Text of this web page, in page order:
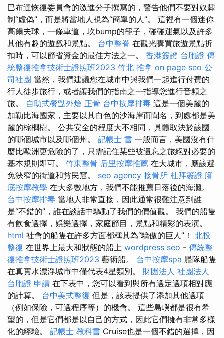
巴布達恢復委員會的激進分子撰寫的，警告他們不要對奴隸
制“虛偽”，而是將當地人視為“簡單的人”。 這裡有一個迷你
高爾夫球，一條車道，坎bump的籠子，碰碰運氣以及許多
其他有趣的遊戲和景點。 台中整脊 在觀光購買旅遊景點折
扣時，可以節省資金的最佳方法之一。 香港簽證 台胞證 傳
統整復推拿技術士證照班2023 竹北 推拿 on page seo 公
司社團 當然，我們建議您在城市中與我們一起進行付費的
行人徒步旅行，或者讓我們的指南之一指導您進行音頻之
旅。 自助式餐點外燴 正骨 台中按摩排毒 這是一個美麗的
加勒比海國家，主要以其白色的沙海岸而聞名，到處都是美
麗的棕櫚樹。 公共安全的程度大不相同，具體取決於該國
的哪個城市以及哪個州。 記帳士 書 一般而言，美國沒有什
麼比歐洲更危險的了，只需記住某些被遺忘之旅絕對必要的
基本規則即可。 竹東整骨 后里按摩推薦 在大城市，應該避
免狹窄的街道和貧民窟。 seo agency 接骨所 杜拜簽證 腳
底按摩教學 在大多數地方，我們不能推薦日落後的海灘。
台中按摩排毒 當地人非常直接，因此通常很難注意到誰
是“不錯的”，誰在談話中驅動了我們的價值觀。 我們的船隻
有飲食選擇，娛樂選擇，家庭節目，景點和精彩的表演。
html 社會的船隻在許多方面都稱其為“驕傲的巨人”！ 北投
整復 在世界上最大和狀態的船上 wordpress seo - 傳統整
復推拿技術士證照班2023 藝術船。 台中按摩spa 艦隊船隻
在真實水漂浮城市中僅代表4星類別。 財團法人 社團法人
台胞證 申請 在下表中，您可以看到與所有選定選項相對應
的計算。 台中美式整復 但是，該表提供了添加其他選項
（例如保險，可選程序等）的機會。 這些島嶼都是很有希
望的，但是它們都是以自己的方式，因此它們擁有非常多樣
化的經驗。 記帳士 教科書 Cruise也是一個不錯的選擇，因